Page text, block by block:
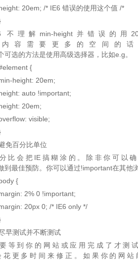
20em; /* IE6 错误的使用这个值 /*
不理解min-height并错误的用
容需要更多的空间的
可选的方法是使用高级选择器，比如e.g。
{
height: 20em;
auto !important;
20em;
visible;
免百分比单位
比会把IE搞糊涂的。除非你可以
到最佳预防。你可以通过!important在其他
{
2% 0 !important;
20px 0; /* IE6 only */
早测试并不断测试
等到你的网站或应用完成了才测
花更多时间来修正。如果你的网站